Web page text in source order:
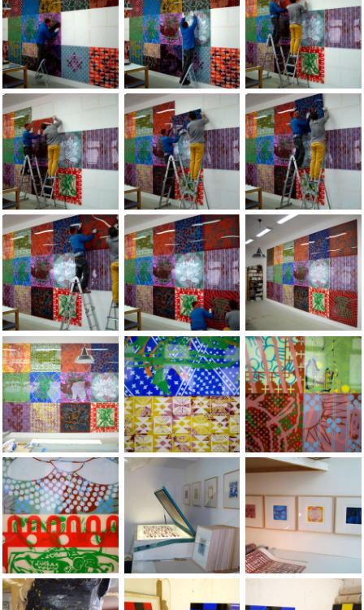
Jean-Pierre Sergent installing a new mural installation of 18
Jean-Pierre Sergent installing a new
Jean-Pierre
Jean-Pierre Sergent installing a new mural installation of 18
Jean-Pierre Sergent installing a new
Jean-Pierre
Jean-Pierre Sergent installing a new mural installation of 18
Jean-Pierre Sergent installing a new
Jean-Pierre
Jean-Pierre Sergent, view of the new mural installation of 18
Jean-Pierre Sergent, details of the new
Jean-Pierre
Jean-Pierre Sergent, details of the new mural installation the
Jean-Pierre Sergent, view of the
Jean-Pierre